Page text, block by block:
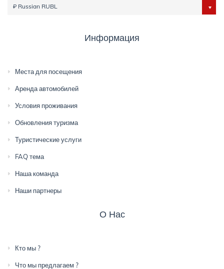
₽ Russian RUBL
Информация
Места для посещения
Аренда автомобилей
Условия проживания
Обновления туризма
Туристические услуги
FAQ тема
Наша команда
Наши партнеры
О Нас
Кто мы ?
Что мы предлагаем ?